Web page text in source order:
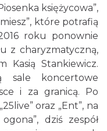
2026-08-23
księżycowa”,
które potrafią
roku ponownie
z charyzmatyczną,
Kasią Stankiewicz.
sale koncertowe
i za granicą. Po
oraz „Ent”, na
dziś zespół